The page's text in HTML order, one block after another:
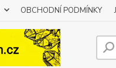
OBCHODNÍ PODMÍNKY